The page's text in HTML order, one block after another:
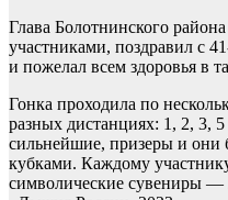
Глава Болотнинского
участниками, поздравил с
и пожелал всем здоровья в
Гонка проходила по
разных дистанциях: 1, 2,
сильнейшие, призеры и
кубками. Каждому
символические сувениры